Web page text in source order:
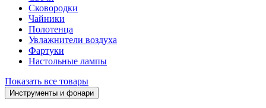
Сковородки
Чайники
Полотенца
Увлажнители воздуха
Фартуки
Настольные лампы
Показать все товары
Инструменты и фонари